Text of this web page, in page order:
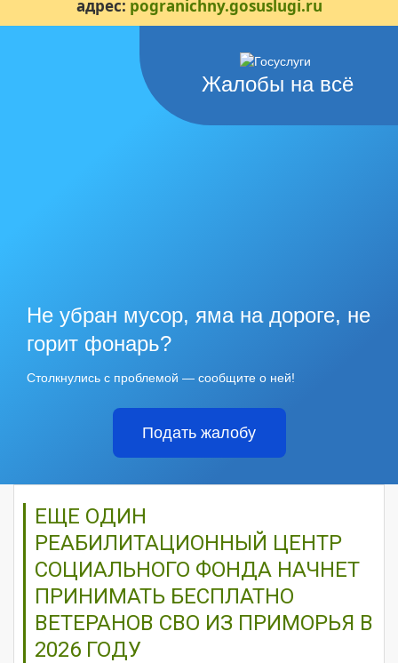
адрес: pogranichny.gosuslugi.ru
Жалобы на всё
Не убран мусор, яма на дороге, не
горит фонарь?
Столкнулись с проблемой — сообщите о ней!
Подать жалобу
ЕЩЕ ОДИН
РЕАБИЛИТАЦИОННЫЙ ЦЕНТР
СОЦИАЛЬНОГО ФОНДА НАЧНЕТ
ПРИНИМАТЬ БЕСПЛАТНО
ВЕТЕРАНОВ СВО ИЗ ПРИМОРЬЯ В
2026 ГОДУ